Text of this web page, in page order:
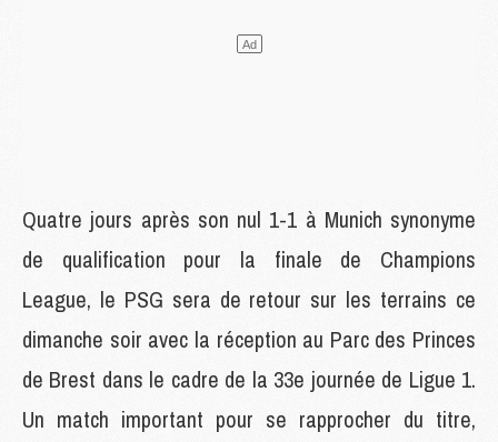
Quatre jours après son nul 1-1 à Munich synonyme
de qualification pour la finale de Champions
League, le PSG sera de retour sur les terrains ce
dimanche soir avec la réception au Parc des Princes
de Brest dans le cadre de la 33e journée de Ligue 1.
Un match important pour se rapprocher du titre,